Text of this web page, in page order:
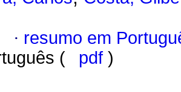
· resumo em
(
pdf )